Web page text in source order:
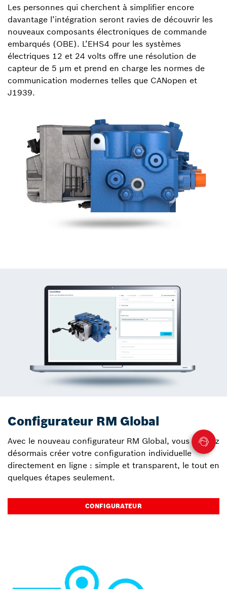
Les personnes qui cherchent à simplifier encore
davantage l’intégration seront ravies de découvrir les
nouveaux composants électroniques de commande
embarqués (OBE). L’EHS4 pour les systèmes
électriques 12 et 24 volts offre une résolution de
capteur de 5 µm et prend en charge les normes de
communication modernes telles que CANopen et
J1939.
Configurateur RM Global
Avec le nouveau configurateur RM Global, vous pouvez
désormais créer votre configuration individuelle
directement en ligne : simple et transparent, le tout en
quelques étapes seulement.
CONFIGURATEUR